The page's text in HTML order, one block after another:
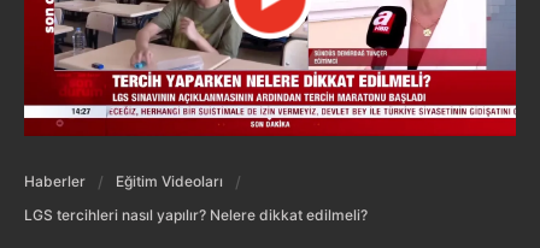
Haberler
Eğitim Videoları
LGS tercihleri nasıl yapılır? Nelere dikkat edilmeli?